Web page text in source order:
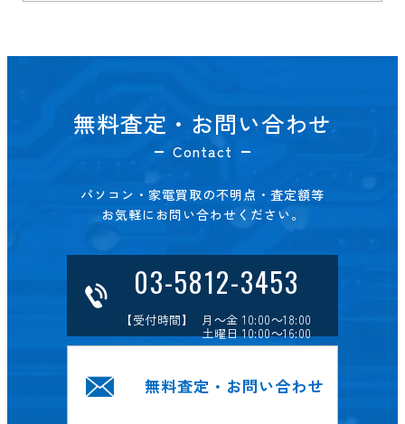
無料査定・お問い合わせ
Contact
パソコン・家電買取の不明点・査定額等
お気軽にお問い合わせください。
03-5812-3453
【受付時間】 月～金 10:00～18:00
土曜日 10:00～16:00
無料査定・お問い合わせ